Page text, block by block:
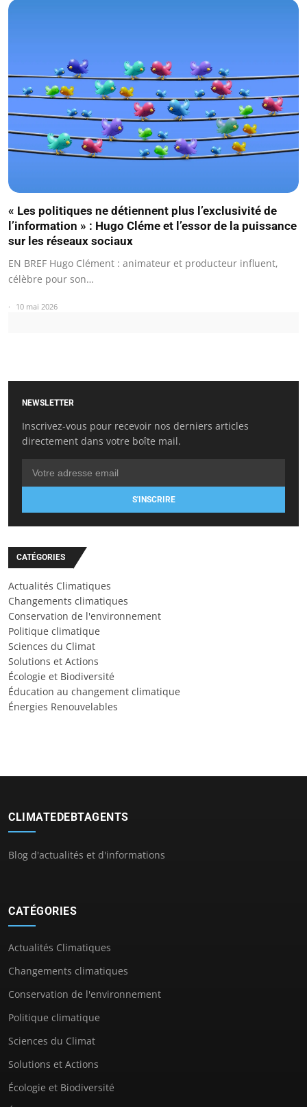
« Les politiques ne détiennent plus l’exclusivité de
l’information » : Hugo Cléme et l’essor de la puissance
sur les réseaux sociaux
EN BREF Hugo Clément : animateur et producteur influent,
célèbre pour son…
10 mai 2026
NEWSLETTER
Inscrivez-vous pour recevoir nos derniers articles
directement dans votre boîte mail.
S'INSCRIRE
CATÉGORIES
Actualités Climatiques
Changements climatiques
Conservation de l'environnement
Politique climatique
Sciences du Climat
Solutions et Actions
Écologie et Biodiversité
Éducation au changement climatique
Énergies Renouvelables
CLIMATEDEBTAGENTS
Blog d'actualités et d'informations
CATÉGORIES
Actualités Climatiques
Changements climatiques
Conservation de l'environnement
Politique climatique
Sciences du Climat
Solutions et Actions
Écologie et Biodiversité